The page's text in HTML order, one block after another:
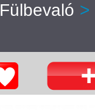
Fülbevaló >